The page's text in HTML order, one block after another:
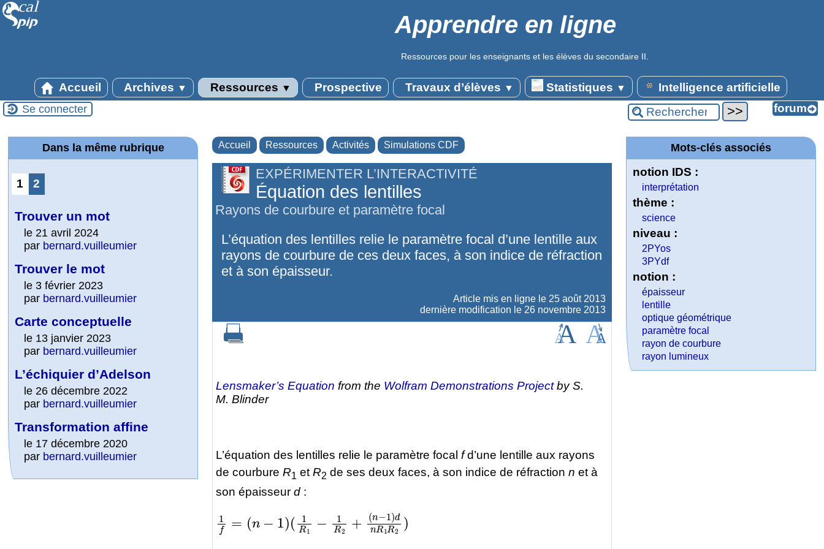
Apprendre en ligne
Ressources pour les enseignants et les élèves du secondaire II.
Accueil Archives ▼ Ressources ▼ Prospective Travaux d’élèves ▼ Statistiques ▼ Intelligence artificielle
Se connecter
Accueil Ressources Activités Simulations CDF
EXPÉRIMENTER L’INTERACTIVITÉ
Équation des lentilles
Rayons de courbure et paramètre focal
L’équation des lentilles relie le paramètre focal d’une lentille aux
rayons de courbure de ces deux faces, à son indice de réfraction
et à son épaisseur.
Article mis en ligne le 25 août 2013
dernière modification le 26 novembre 2013
Lensmaker’s Equation from the Wolfram Demonstrations Projectby S.
M. Blinder
L’équation des lentilles relie le paramètre focal fd’une lentille aux rayons
de courbure R1 et R2 de ses deux faces, à son indice de réfraction n et à
son épaisseur d :
1 − 1 R1 − +
(n )d 1 R2 )
Dans la même rubrique
1 2
Trouver un mot
le 21 avril 2024
par bernard.vuilleumier
Trouver le mot
le 3 février 2023
par bernard.vuilleumier
Carte conceptuelle
le 13 janvier 2023
par bernard.vuilleumier
L’échiquier d’Adelson
le 26 décembre 2022
par bernard.vuilleumier
Transformation affine
le 17 décembre 2020
par bernard.vuilleumier
Mots-clés associés
notion IDS :
interprétation
thème :
science
niveau :
2PYos
3PYdf
notion :
épaisseur
lentille
optique géométrique
paramètre focal
rayon de courbure
rayon lumineux